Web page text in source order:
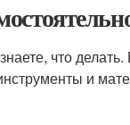
что
и